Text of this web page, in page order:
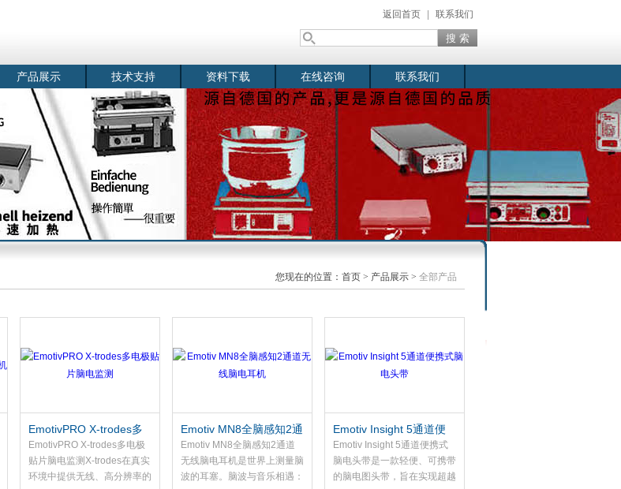
返回首页 联系我们
产品展示 技术支持 资料下载 在线咨询 联系我们
您现在的位置： 首页 > 产品展示 > 全部产品
EmotivPRO X-trodes多
电极贴片脑电监测
EmotivPRO X-trodes多电极
贴片脑电监测X-trodes在真实
环境中提供无线、高分辨率的
Emotiv MN8全脑感知2通
道无线脑电耳机
Emotiv MN8全脑感知2通道
无线脑电耳机是世界上测量脑
波的耳塞。脑波与音乐相遇：
Emotiv Insight 5通道便
携式脑电头带
Emotiv Insight 5通道便携式
脑电头带是一款轻便、可携带
的脑电图头带，旨在实现超越